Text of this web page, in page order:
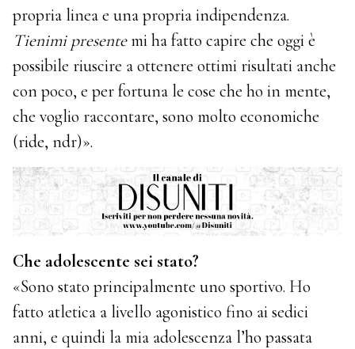
propria linea e una propria indipendenza.
Tienimi presentemi ha fatto capire che oggi è
possibile riuscire a ottenere ottimi risultati anche
con poco, e per fortuna le cose che ho in mente,
che voglio raccontare, sono molto economiche
(ride, ndr)».
Che adolescente sei stato?
«Sono stato principalmente uno sportivo. Ho
fatto atletica a livello agonistico fino ai sedici
anni, e quindi la mia adolescenza l’ho passata